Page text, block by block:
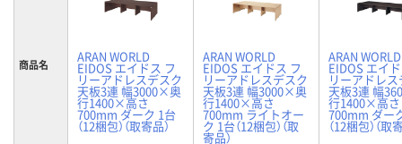
商品名 ARAN WORLD
EIDOS エイドス フ
リーアドレスデスク
天板3連 幅3000×奥
行1400×高さ
700mm ダーク 1台
（12梱包）（取寄品）
ARAN WORLD
EIDOS エイドス フ
リーアドレスデスク
天板3連 幅3000×奥
行1400×高さ
700mm ライトオー
ク 1台（12梱包）（取
寄品）
ARAN WORLD
EIDOS エイ
リーアドレ
天板3連 幅
行1400×高さ
700mm ダー
（12梱包）（取